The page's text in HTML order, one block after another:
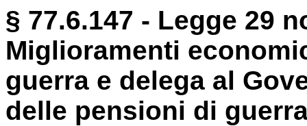
§ 77.6.147 - Legge 29
Miglioramenti
guerra e delega al
delle pensioni di